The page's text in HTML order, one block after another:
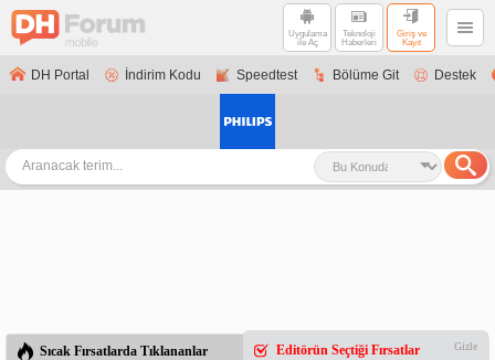
Uygulama
ile Aç
Teknoloji
Haberleri
Giriş ve
Kayıt
DH Portal İndirim Kodu Speedtest Bölüme Git Destek
Sıcak Fırsatlarda Tıklananlar Editörün Seçtiği Fırsatlar Gizle